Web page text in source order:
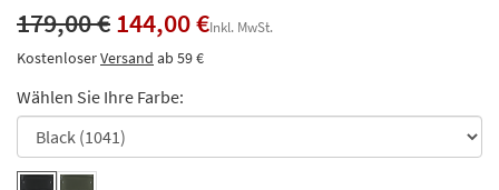
179,00 €144,00 €Inkl. MwSt.
KostenloserVersand ab 59 €
Wählen Sie Ihre Farbe: